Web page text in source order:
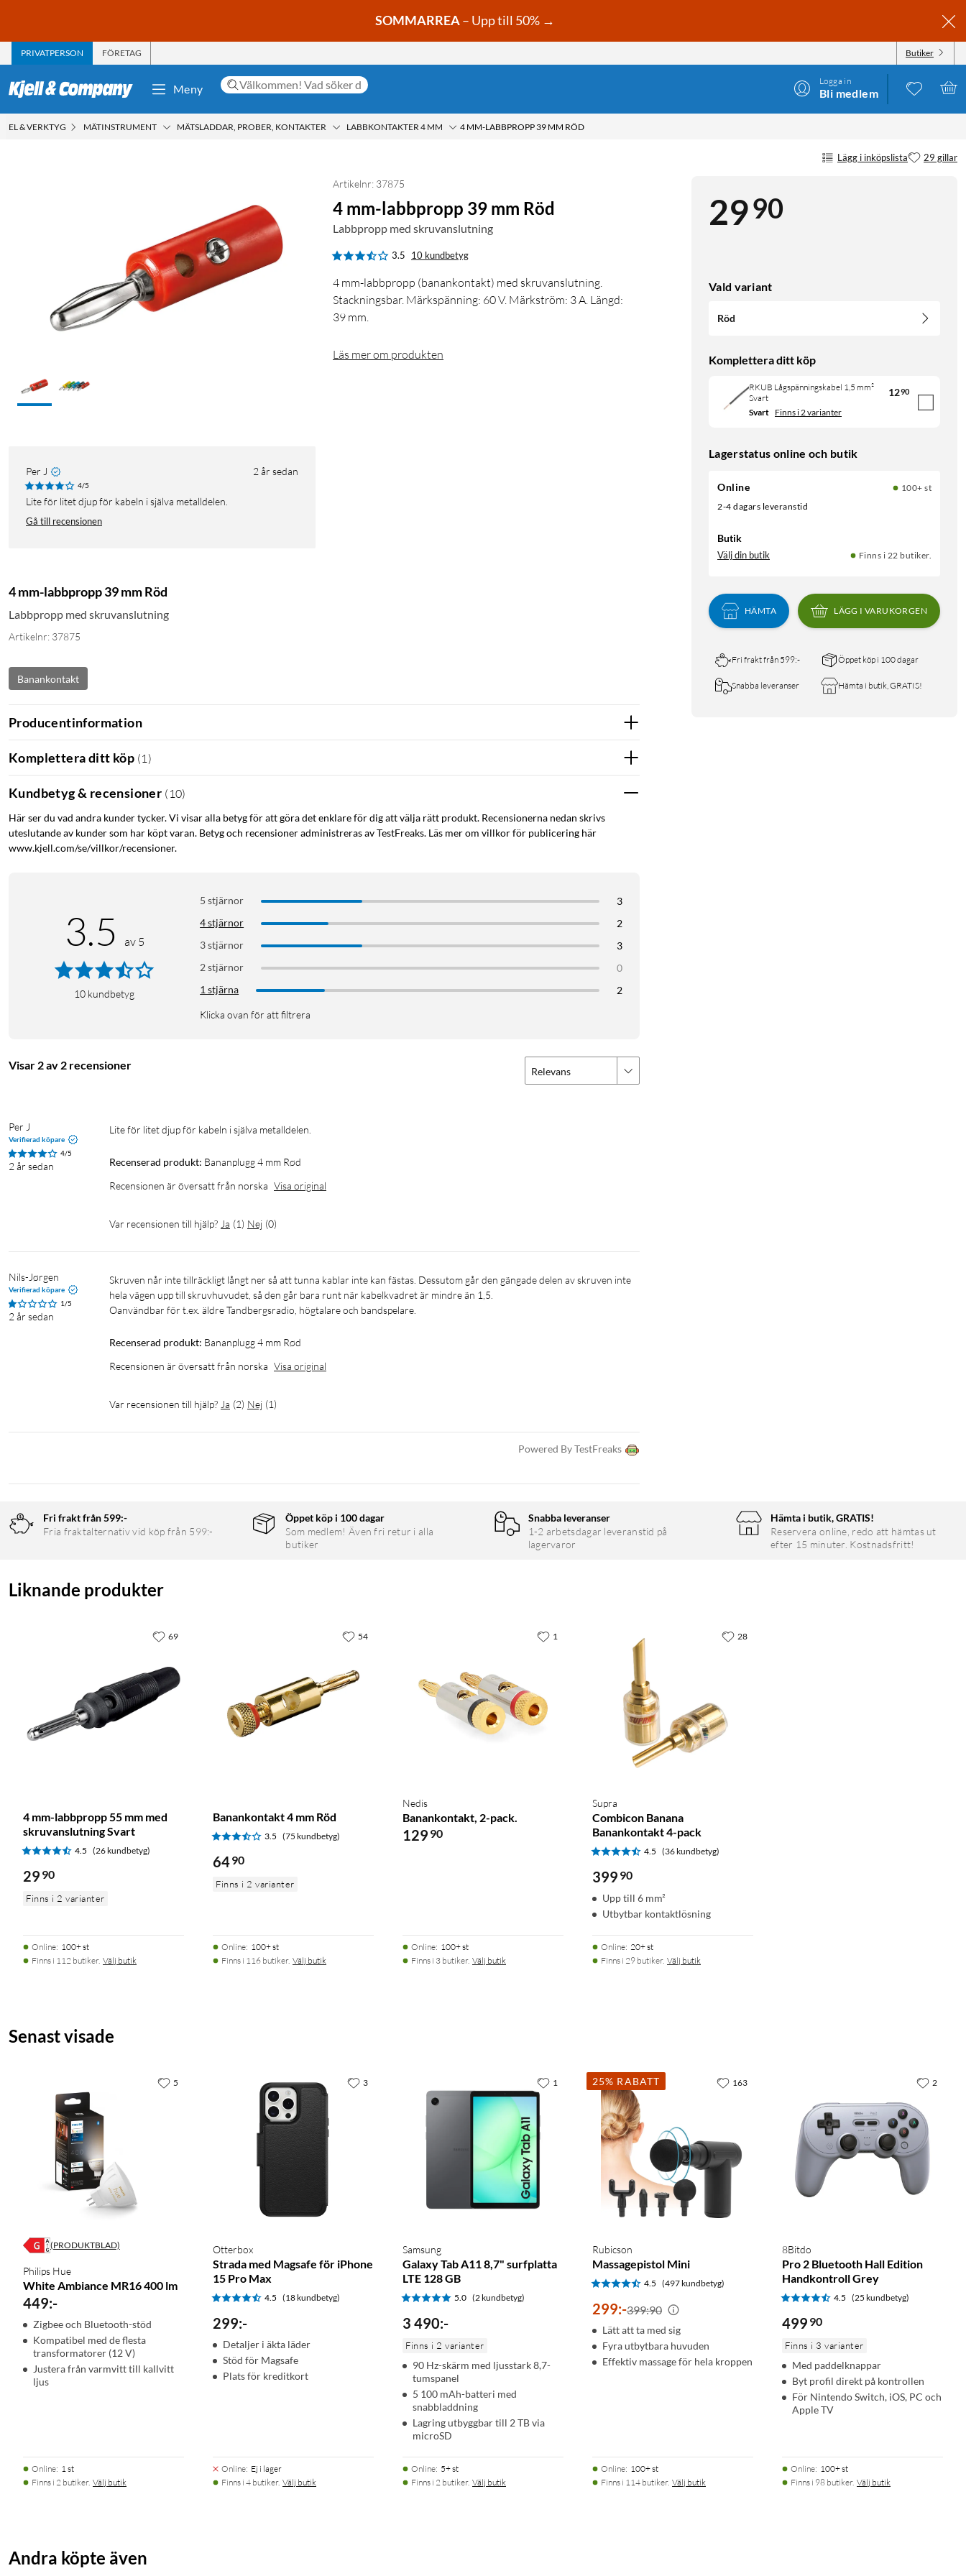
SOMMARREA– Upp till 50% →
PRIVATPERSON FÖRETAG Butiker
Meny
Logga in
Bli medlem
EL & VERKTYG MÄTINSTRUMENT MÄTSLADDAR, PROBER, KONTAKTER LABBKONTAKTER 4 MM 4 MM-LABBPROPP 39 MM RÖD
Lägg i inköpslista 29 gillar
2990
Vald variant
Röd
Komplettera ditt köp
RKUB Lågspänningskabel 1,5 mm²
Svart
1290
Svart Finns i 2 varianter
Lagerstatus online och butik
Online
100+ st
2-4 dagars leveranstid
Butik
Välj din butik Finns i 22 butiker.
HÄMTA LÄGG I VARUKORGEN
Fri frakt från 599:- Öppet köp i 100 dagar
Snabba leveranser Hämta i butik, GRATIS!
Artikelnr: 37875
4 mm-labbpropp 39 mm Röd
Labbpropp med skruvanslutning
3.5 10 kundbetyg
4 mm-labbpropp (banankontakt) med skruvanslutning.
Stackningsbar. Märkspänning: 60 V. Märkström: 3 A. Längd:
39 mm.
Läs mer om produkten
Per J 2 år sedan
4/5
Lite för litet djup för kabeln i själva metalldelen.
Gå till recensionen
4 mm-labbpropp 39 mm Röd
Labbpropp med skruvanslutning
Artikelnr: 37875
Banankontakt
Producentinformation
Komplettera ditt köp (1 )
Kundbetyg & recensioner ( 10)
Här ser du vad andra kunder tycker. Vi visar alla betyg för att göra det enklare för dig att välja rätt produkt. Recensionerna nedan skrivs
uteslutande av kunder som har köpt varan. Betyg och recensioner administreras av TestFreaks. Läs mer om villkor för publicering här
www.kjell.com/se/villkor/recensioner.
3.5 av 5
10 kundbetyg
5 stjärnor
3
4 stjärnor
2
3 stjärnor
3
2 stjärnor
0
1 stjärna
2
Klicka ovan för att filtrera
Visar 2 av 2 recensioner Relevans
Per J
Verifierad köpare
4/5
2 år sedan
Lite för litet djup för kabeln i själva metalldelen.
Recenserad produkt: Bananplugg 4 mm Rød
Recensionen är översatt från norska Visa original
Var recensionen till hjälp? Ja (1) Nej (0)
Nils-Jørgen
Verifierad köpare
1/5
2 år sedan
Skruven når inte tillräckligt långt ner så att tunna kablar inte kan fästas. Dessutom går den gängade delen av skruven inte
hela vägen upp till skruvhuvudet, så den går bara runt när kabelkvadret är mindre än 1,5.
Oanvändbar för t.ex. äldre Tandbergsradio, högtalare och bandspelare.
Recenserad produkt: Bananplugg 4 mm Rød
Recensionen är översatt från norska Visa original
Var recensionen till hjälp? Ja (2) Nej (1)
Powered By TestFreaks
Fri frakt från 599:-
Fria fraktalternativ vid köp från 599:-
Öppet köp i 100 dagar
Som medlem! Även fri retur i alla
butiker
Snabba leveranser
1-2 arbetsdagar leveranstid på
lagervaror
Hämta i butik, GRATIS!
Reservera online, redo att hämtas ut
efter 15 minuter. Kostnadsfritt!
Liknande produkter
4 mm-labbpropp 55 mm med
skruvanslutning Svart
4.5 (26 kundbetyg)
29 90
Finns i 2 varianter
Online: 100+ st
Finns i 112 butiker. Välj butik
69
Banankontakt 4 mm Röd
3.5 (75 kundbetyg)
6490
Finns i 2 varianter
Online: 100+ st
Finns i 116 butiker. Välj butik
54
Nedis
Banankontakt, 2-pack.
129 90
Online: 100+ st
Finns i 3 butiker. Välj butik
1
Supra
Combicon Banana
Banankontakt 4-pack
4.5 (36 kundbetyg)
399 90
Upp till 6 mm²
Utbytbar kontaktlösning
Online: 20+ st
Finns i 29 butiker. Välj butik
28
Senast visade
(PRODUKTBLAD)
Philips Hue
White Ambiance MR16 400 lm
449:-
Zigbee och Bluetooth-stöd
Kompatibel med de flesta
transformatorer (12 V)
Justera från varmvitt till kallvitt
ljus
Online: 1 st
Finns i 2 butiker. Välj butik
5
Otterbox
Strada med Magsafe för iPhone
15 Pro Max
4.5 (18 kundbetyg)
299:-
Detaljer i äkta läder
Stöd för Magsafe
Plats för kreditkort
Online: Ej i lager
Finns i 4 butiker. Välj butik
3
Samsung
Galaxy Tab A11 8,7" surfplatta
LTE 128 GB
5.0 (2 kundbetyg)
3 490:-
Finns i 2 varianter
90 Hz-skärm med ljusstark 8,7-
tumspanel
5 100 mAh-batteri med
snabbladdning
Lagring utbyggbar till 2 TB via
microSD
Online: 5+ st
Finns i 2 butiker. Välj butik
1 25% RABATT
Rubicson
Massagepistol Mini
4.5 (497 kundbetyg)
299:-399:90
Lätt att ta med sig
Fyra utbytbara huvuden
Effektiv massage för hela kroppen
Online: 100+ st
Finns i 114 butiker. Välj butik
163
8Bitdo
Pro 2 Bluetooth Hall Edition
Handkontroll Grey
4.5 (25 kundbetyg)
499 90
Finns i 3 varianter
Med paddelknappar
Byt profil direkt på kontrollen
För Nintendo Switch, iOS, PC och
Apple TV
Online: 100+ st
Finns i 98 butiker. Välj butik
2
Andra köpte även